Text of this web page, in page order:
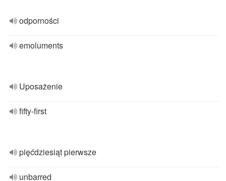
odporności
emoluments
Uposażenie
fifty-first
pięćdziesiąt pierwsze
unbarred